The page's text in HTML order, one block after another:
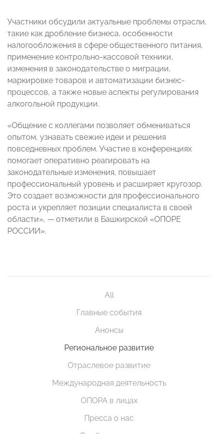
Участники обсудили актуальные проблемы отрасли,
такие как дробление бизнеса, особенности
налогообложения в сфере общественного питания,
применение контрольно-кассовой техники,
изменения в законодательстве о миграции,
маркировке товаров и автоматизации бизнес-
процессов, а также новые аспекты регулирования
алкогольной продукции.
«Общение с коллегами позволяет обмениваться
опытом, узнавать свежие идеи и решения
повседневных проблем. Участие в конференциях
помогает оперативно реагировать на
законодательные изменения, повышает
профессиональный уровень и расширяет кругозор.
Это создает возможности для профессионального
роста и укрепляет позиции специалиста в своей
области», — отметили в Башкирской «ОПОРЕ
РОССИИ».
All
Главные события
Анонсы
Региональное развитие
Отраслевое развитие
Международная деятельность
ОПОРА в лицах
Пресса о нас